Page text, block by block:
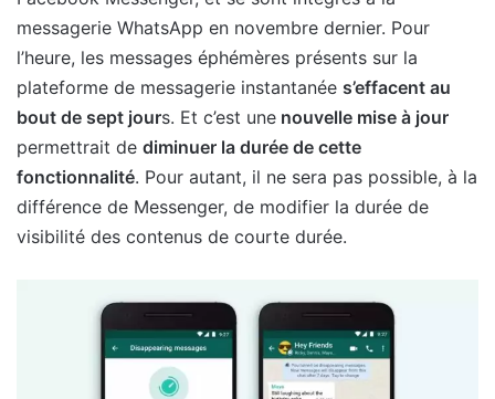
messagerie WhatsApp en novembre dernier. Pour
l’heure, les messages éphémères présents sur la
plateforme de messagerie instantanée s’effacent au
bout de sept jours. Et c’est une nouvelle mise à jour
permettrait de diminuer la durée de cette
fonctionnalité. Pour autant, il ne sera pas possible, à la
différence de Messenger, de modifier la durée de
visibilité des contenus de courte durée.